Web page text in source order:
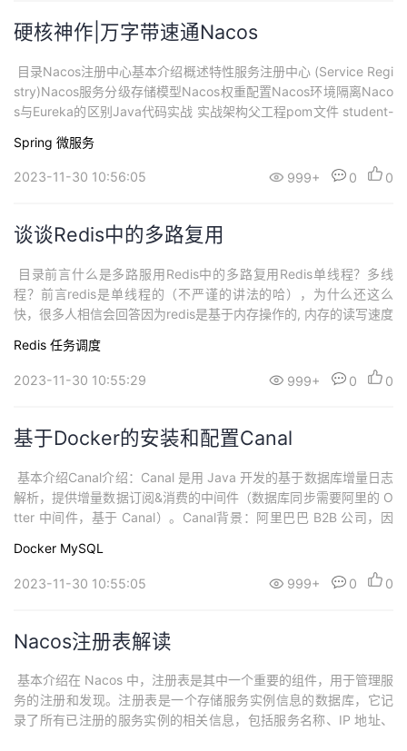
硬核神作|万字带速通Nacos
​ 目录Nacos注册中心基本介绍概述特性服务注册中心 (Service Regi
stry)Nacos服务分级存储模型Nacos权重配置Nacos环境隔离Naco
s与Eureka的区别Java代码实战 实战架构父工程pom文件 student-
述动态配置服务多配置格式编辑器 微服务拉取配置流程Data I...
Spring 微服务
2023-11-30 10:56:05 999+ 0 0
谈谈Redis中的多路复用
​ 目录前言什么是多路服用Redis中的多路复用Redis单线程？多线
程？前言redis是单线程的（不严谨的讲法的哈），为什么还这么
快，很多人相信会回答因为redis是基于内存操作的, 内存的读写速度
还有一个关键点是：redis采用了多路复用技术，今天我们就来聊聊
这个点。什么是多路服用​多路：多个客户端连接复用：使用单进程
Redis 任务调度
2023-11-30 10:55:29 999+ 0 0
基于Docker的安装和配置Canal
​ 基本介绍Canal介绍：Canal 是用 Java 开发的基于数据库增量日志
解析，提供增量数据订阅&消费的中间件（数据库同步需要阿里的 O
tter 中间件，基于 Canal）。Canal背景：阿里巴巴 B2B 公司，因
衍生出了同步杭州和美国异地机房的需求，从 2010 年开始，阿里
系公司开始逐步的尝试基于数据库的日志解析，获取增量...
Docker MySQL
2023-11-30 10:55:05 999+ 0 0
Nacos注册表解读
​ 基本介绍在 Nacos 中，注册表是其中一个重要的组件，用于管理服
务的注册和发现。注册表是一个存储服务实例信息的数据库，它记
录了所有已注册的服务实例的相关信息，包括服务名称、IP 地址、